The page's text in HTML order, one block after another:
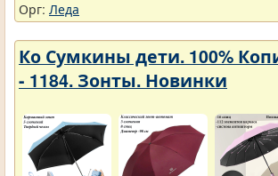
Орг: Леда
Ко Сумкины дети. 100%
- 1184. Зонты. Новинки